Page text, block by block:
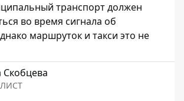
транспорт должен
во время сигнала об
маршруток и такси это не
Скобцева